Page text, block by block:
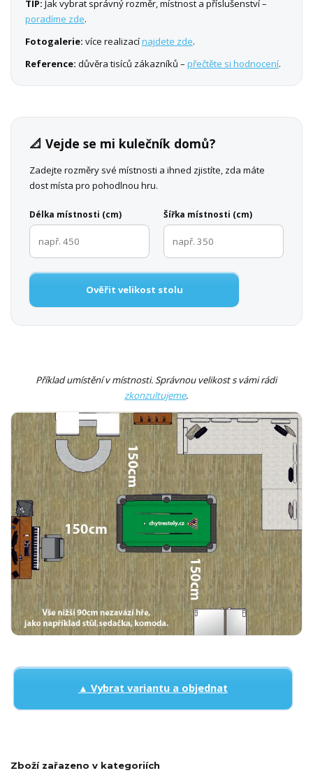
TIP: Jak vybrat správný rozměr, místnost a příslušenství –
poradíme zde.
Fotogalerie: více realizacínajdete zde.
Reference: důvěra tisíců zákazníků – přečtěte si hodnocení.
📐 Vejde se mi kulečník domů?
Zadejte rozměry své místnosti a ihned zjistíte, zda máte
dost místa pro pohodlnou hru.
Délka místnosti (cm) Šířka místnosti (cm)
Ověřit velikost stolu
Příklad umístění v místnosti. Správnou velikost s vámi rádi
zkonzultujeme.
▲ Vybrat variantu a objednat
Zboží zařazeno v kategoriích